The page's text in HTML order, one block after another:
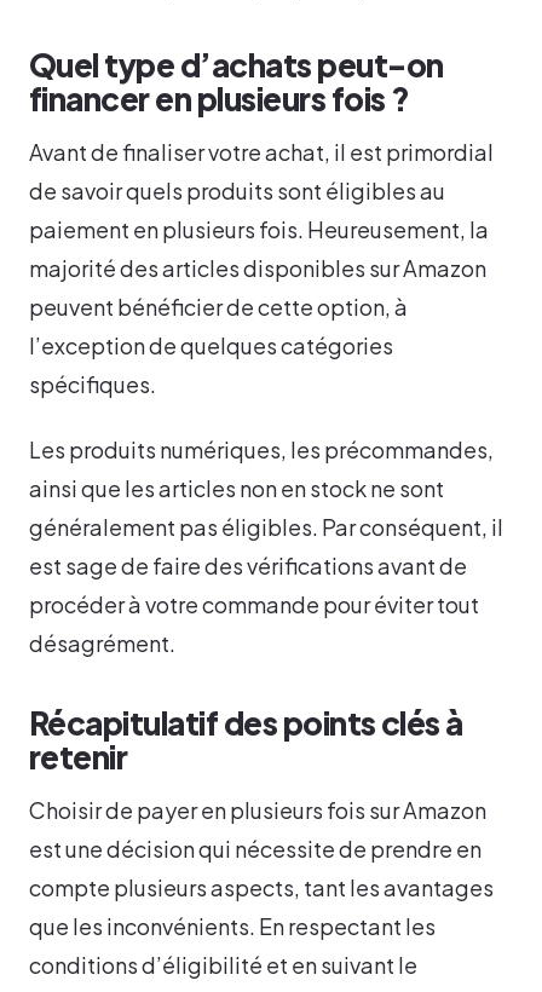
Quel type d’achats peut-on
financer en plusieurs fois ?
Avant de finaliser votre achat, il est primordial
de savoir quels produits sont éligibles au
paiement en plusieurs fois. Heureusement, la
majorité des articles disponibles sur Amazon
peuvent bénéficier de cette option, à
l’exception de quelques catégories
spécifiques.
Les produits numériques, les précommandes,
ainsi que les articles non en stock ne sont
généralement pas éligibles. Par conséquent, il
est sage de faire des vérifications avant de
procéder à votre commande pour éviter tout
désagrément.
Récapitulatif des points clés à
retenir
Choisir de payer en plusieurs fois sur Amazon
est une décision qui nécessite de prendre en
compte plusieurs aspects, tant les avantages
que les inconvénients. En respectant les
conditions d’éligibilité et en suivant le